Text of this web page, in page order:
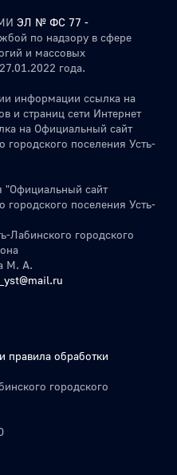
ЭЛ № ФС 77 -
по надзору в сфере
и массовых
года.
информации ссылка на
и страниц сети Интернет
на Официальный сайт
городского поселения Усть-
"Официальный сайт
городского поселения Усть-
Лабинского городского
М. А.
правила обработки
городского